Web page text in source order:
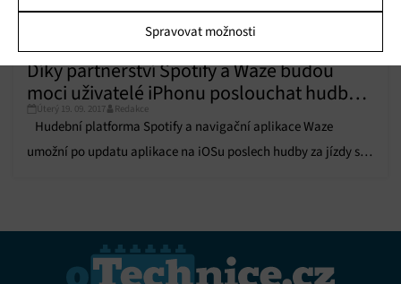
Ukládání a/nebo přístup k informacím v zařízení, Porozumění
publiku prostřednictvím statistik nebo kombinací údajů z
různých zdrojů.
Marketing
Ukládání a/nebo přístup k informacím v zařízení, Použití
personalizovaného obsahu, Použití omezených údajů k výběru
Spravovat možnosti
Díky partnerství Spotify a Waze budou
moci uživatelé iPhonu poslouchat hudbu
během jízdy s navigací
Úterý 19. 09. 2017 Redakce
Hudební platforma Spotify a navigační aplikace Waze
umožní po updatu aplikace na iOSu poslech hudby za jízdy s